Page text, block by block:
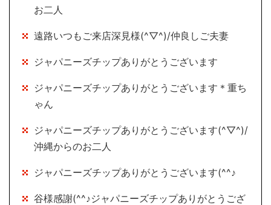
お二人
遠路いつもご来店深見様(^▽^)/仲良しご夫妻
ジャパニーズチップありがとうございます
ジャパニーズチップありがとうございます＊重ち
ゃん
ジャパニーズチップありがとうございます(^▽^)/
沖縄からのお二人
ジャパニーズチップありがとうございます(^^♪
谷様感謝(^^♪ジャパニーズチップありがとうござ